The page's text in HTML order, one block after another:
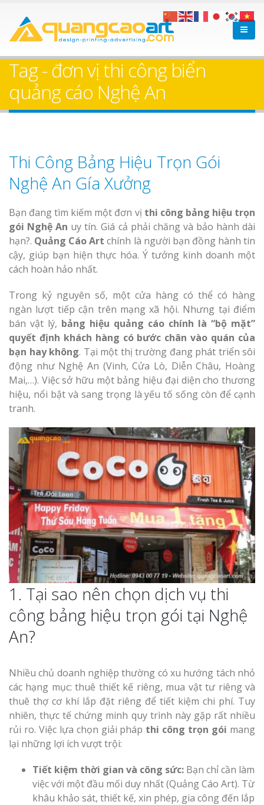
Tag - đơn vị thi công biển
quảng cáo Nghệ An
Thi Công Bảng Hiệu Trọn Gói
Nghệ An Gía Xưởng
Bạn đang tìm kiếm một đơn vị thi công bảng hiệu trọn
gói Nghệ An uy tín. Giá cả phải chăng và bảo hành dài
hạn?. Quảng Cáo Art chính là người bạn đồng hành tin
cậy, giúp bạn hiện thực hóa. Ý tưởng kinh doanh một
cách hoàn hảo nhất.
Trong kỷ nguyên số, một cửa hàng có thể có hàng
ngàn lượt tiếp cận trên mạng xã hội. Nhưng tại điểm
bán vật lý, bảng hiệu quảng cáo chính là “bộ mặt”
quyết định khách hàng có bước chân vào quán của
bạn hay không. Tại một thị trường đang phát triển sôi
động như Nghệ An (Vinh, Cửa Lò, Diễn Châu, Hoàng
Mai,…). Việc sở hữu một bảng hiệu đại diện cho thương
hiệu, nổi bật và sang trọng là yếu tố sống còn để cạnh
tranh.
1. Tại sao nên chọn dịch vụ thi
công bảng hiệu trọn gói tại Nghệ
An?
Nhiều chủ doanh nghiệp thường có xu hướng tách nhỏ
các hạng mục: thuê thiết kế riêng, mua vật tư riêng và
thuê thợ cơ khí lắp đặt riêng để tiết kiệm chi phí. Tuy
nhiên, thực tế chứng minh quy trình này gặp rất nhiều
rủi ro. Việc lựa chọn giải pháp thi công trọn gói mang
lại những lợi ích vượt trội:
Tiết kiệm thời gian và công sức: Bạn chỉ cần làm
việc với một đầu mối duy nhất (Quảng Cáo Art). Từ
khâu khảo sát, thiết kế, xin phép, gia công đến lắp